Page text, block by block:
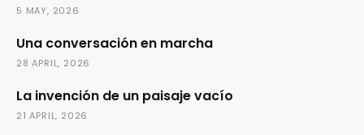
5 MAY, 2026
Una conversación en marcha
28 APRIL, 2026
La invención de un paisaje vacío
21 APRIL, 2026